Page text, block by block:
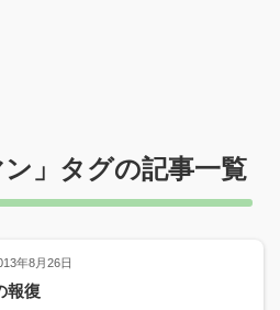
」タグの記事一覧
年8月26日
報復